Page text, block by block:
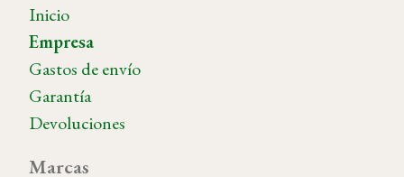
Inicio
Empresa
Gastos de envío
Garantía
Devoluciones
Marcas